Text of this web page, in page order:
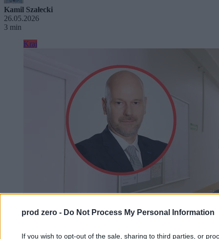
prod zero - Do Not Process My Personal Information
If you wish to opt-out of the sale, sharing to third parties, or
Kamil Szałecki
26.05.2026
3 min
Kraj